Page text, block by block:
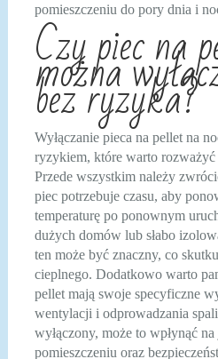
pomieszczeniu do pory dnia i
Czy piec na
można
bez ryzyka?
Wyłączanie pieca na pellet na
ryzykiem, które warto
Przede wszystkim należy
piec potrzebuje czasu, aby
temperaturę po ponownym
dużych domów lub słabo
ten może być znaczny, co
cieplnego. Dodatkowo warto
pellet mają swoje specyficzne
wentylacji i odprowadzania
wyłączony, może to wpłynąć
pomieszczeniu oraz